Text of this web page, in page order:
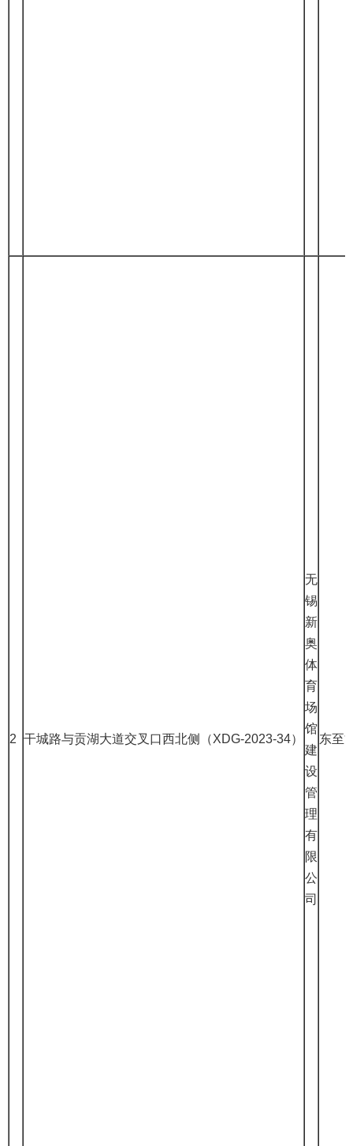
2 干城路与贡湖大道交叉口西北侧（XDG-2023-34）
无
锡
新
奥
体
育
场
馆
建
设
管
理
有
限
公
司
东至